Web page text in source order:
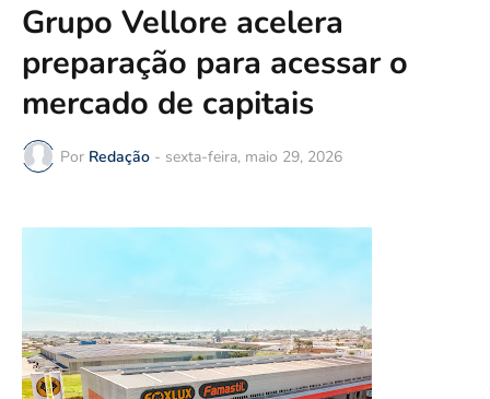
Grupo Vellore acelera
preparação para acessar o
mercado de capitais
Por Redação - sexta-feira, maio 29, 2026